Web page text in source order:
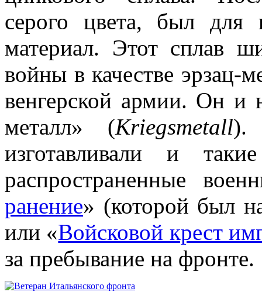
серого цвета, был для
материал. Этот сплав
войны в качестве эрзац-
венгерской армии. Он и
металл» (Kriegsmetall).
изготавливали и
распространенные
ранение» (которой был
или «Войсковой крест
за пребывание на фронте.